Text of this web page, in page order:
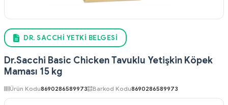
DR. SACCHI YETKI BELGESI
Dr.Sacchi Basic Chicken Tavuklu Yetişkin Köpek
Maması 15 kg
Ürün Kodu8690286589973 Barkod Kodu8690286589973